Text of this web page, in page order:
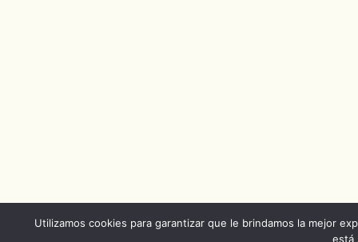
Utilizamos cookies para garantizar que le brindamos la mejor
está